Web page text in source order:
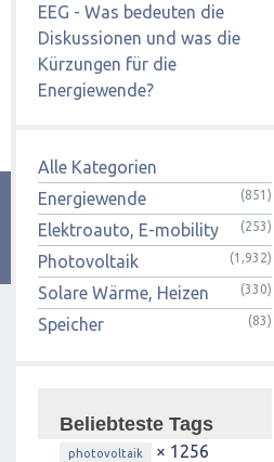
EEG - Was bedeuten die
Diskussionen und was die
Kürzungen für die
Energiewende?
Alle Kategorien
Energiewende
(851)
Elektroauto, E-mobility (253)
Photovoltaik (1,932)
Solare Wärme, Heizen (330)
Speicher (83)
Beliebteste Tags
photovoltaik × 1256